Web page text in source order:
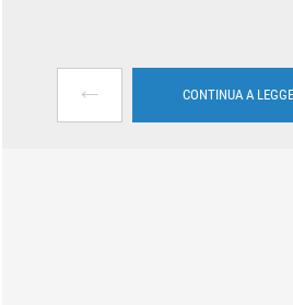
← CONTINUA A